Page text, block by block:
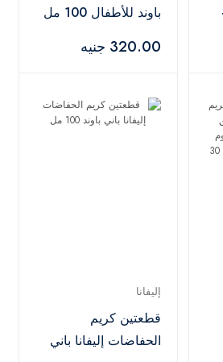
باوند للأطفال 100 مل
320.00 جنيه
إليفانا
قطعتين كريم
الحفاضات إليفانا باني